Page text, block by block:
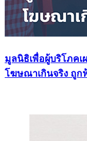
มูลนิธิเพื่อผู้บริโภคเ
โฆษณาเกินจริง ถูก